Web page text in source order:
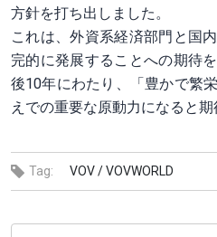
方針を打ち出しました。
これは、外資系経済部門と国
完的に発展することへの期待
後10年にわたり、「豊かで繁
えでの重要な原動力になると期
Tag: VOV /VOVWORLD